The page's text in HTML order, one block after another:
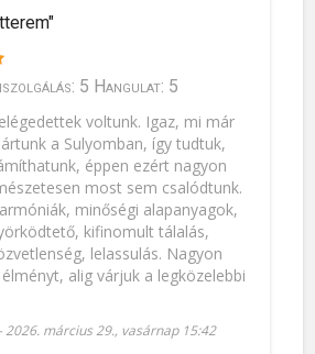
5 Hangulat: 5
voltunk. Igaz, mi már
a Sulyomban, így tudtuk,
éppen ezért nagyon
most sem csalódtunk.
minőségi alapanyagok,
kifinomult tálalás,
lelassulás. Nagyon
alig várjuk a legközelebbi
-2026. március 29., vasárnap 15:42